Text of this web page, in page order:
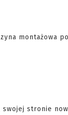
montażowa
swojej stronie